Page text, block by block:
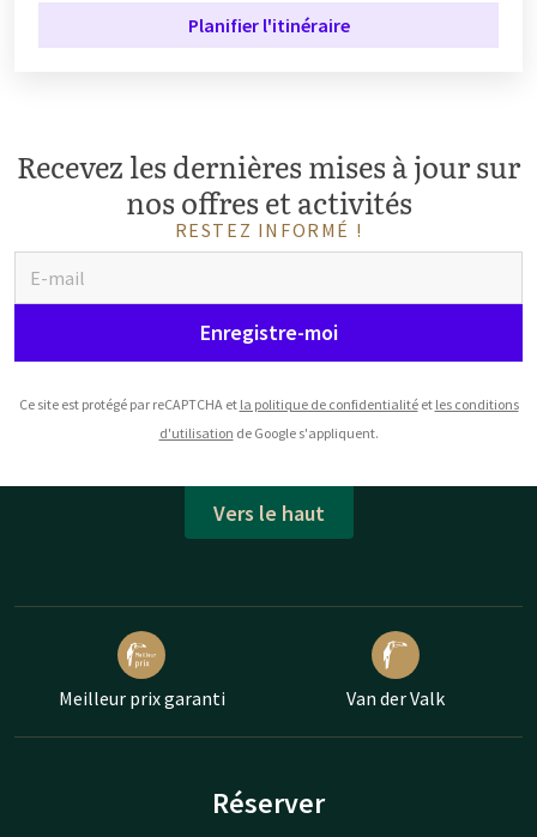
Planifier l'itinéraire
Recevez les dernières mises à jour sur
nos offres et activités
RESTEZ INFORMÉ !
Enregistre-moi
Ce site est protégé par reCAPTCHA et la politique de confidentialitéet les conditions
d'utilisation de Google s'appliquent.
Vers le haut
Meilleur prix garanti Van der Valk
Réserver